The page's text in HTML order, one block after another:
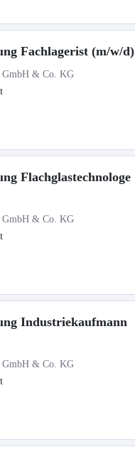
Fachlagerist (m/w/d)
GmbH & Co. KG
Flachglastechnologe
GmbH & Co. KG
Industriekaufmann
GmbH & Co. KG